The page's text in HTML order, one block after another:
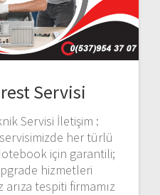
Servisi
Servisi İletişim :
her türlü
için garantili;
hizmetleri
tespiti firmamız